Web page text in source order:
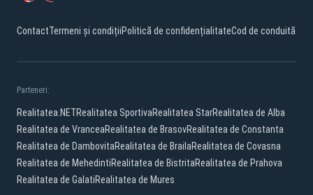
ContactTermeni și condițiiPolitică de confidențialitateCod de conduită
Parteneri:
Realitatea.NETRealitatea SportivaRealitatea StarRealitatea de Alba
Realitatea de VranceaRealitatea de BrasovRealitatea de Constanta
Realitatea de DambovitaRealitatea de BrailaRealitatea de Covasna
Realitatea de MehedintiRealitatea de BistritaRealitatea de Prahova
Realitatea de GalatiRealitatea de Mures